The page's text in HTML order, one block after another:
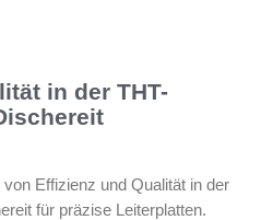
in der THT-
Effizienz und Qualität in der
für präzise Leiterplatten.